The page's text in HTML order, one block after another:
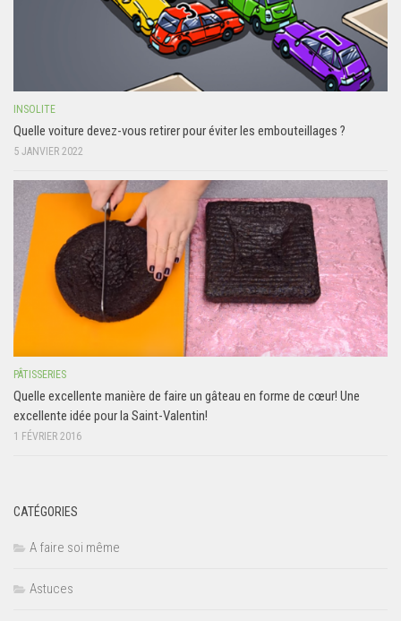
INSOLITE
Quelle voiture devez-vous retirer pour éviter les embouteillages ?
5 JANVIER 2022
PÂTISSERIES
Quelle excellente manière de faire un gâteau en forme de cœur! Une
excellente idée pour la Saint-Valentin!
1 FÉVRIER 2016
CATÉGORIES
A faire soi même
Astuces